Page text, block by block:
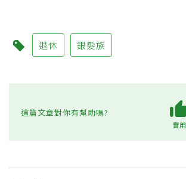
退休 銀髮族
這篇文章對你有幫助嗎?
實用